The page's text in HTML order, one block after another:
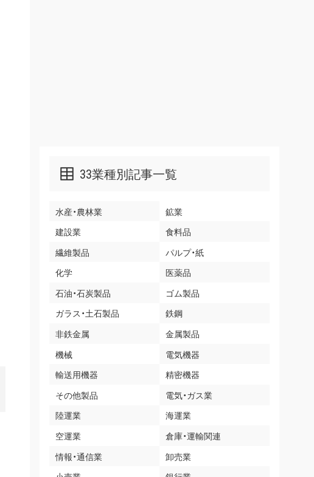
33業種別記事一覧
水産・農林業
鉱業
建設業
食料品
繊維製品
パルプ・紙
化学
医薬品
石油・石炭製品
ゴム製品
ガラス・土石製品
鉄鋼
非鉄金属
金属製品
機械
電気機器
輸送用機器
精密機器
その他製品
電気・ガス業
陸運業
海運業
空運業
倉庫・運輸関連
情報・通信業
卸売業